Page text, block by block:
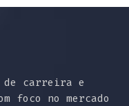
de carreira e
foco no mercado